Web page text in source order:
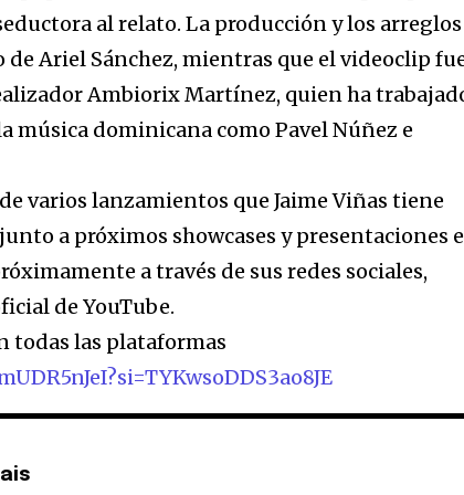
al relato. La producción y los arreglos
de Ariel Sánchez, mientras que el videoclip
Ambiorix Martínez, quien ha
música dominicana como Pavel Núñez e
varios lanzamientos que Jaime Viñas tiene
a próximos showcases y presentaciones
a través de sus redes sociales,
de YouTube.
todas las plataformas
si=TYKwsoDDS3ao8JE